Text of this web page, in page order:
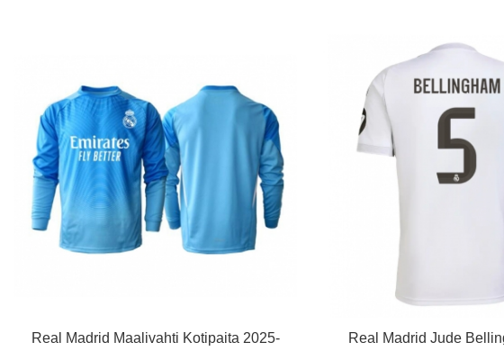
Real Madrid Maalivahti Kotipaita 2025-
Real Madrid Jude